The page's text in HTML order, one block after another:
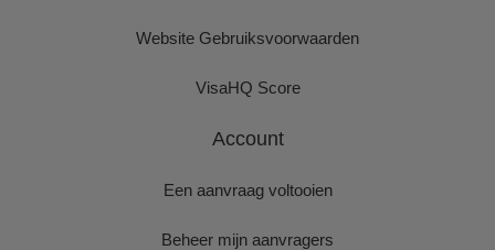
Website Gebruiksvoorwaarden
VisaHQ Score
Account
Een aanvraag voltooien
Beheer mijn aanvragers